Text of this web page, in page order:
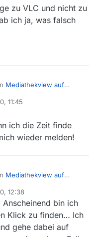
zu VLC und nicht zu
ich ja, was falsch
Mediathekview auf
Filme”,
auf mp4-Dateien oder
den Film auch auf den
seit 3.0 sogar “mit
streamen.
11:45
ich die Zeit finde
wieder melden!
Mediathekview auf
Mediathekview auf
Filme”,
auf mp4-Dateien oder
12:38
bin ich
Klick zu finden… Ich
gehe dabei auf